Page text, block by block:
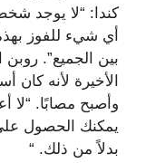
كندا: “لا يوجد
أي شيء للفوز
بين الجميع”. روبن
الأخيرة لأنه كان
بدلاً من ذلك. “